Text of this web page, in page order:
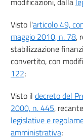
Visto l'articolo 49,
maggio 2010, n. 78,
stabilizzazione
convertito, con
122;
Visto il decreto del
2000, n. 445, recante
legislative e
amministrativa;